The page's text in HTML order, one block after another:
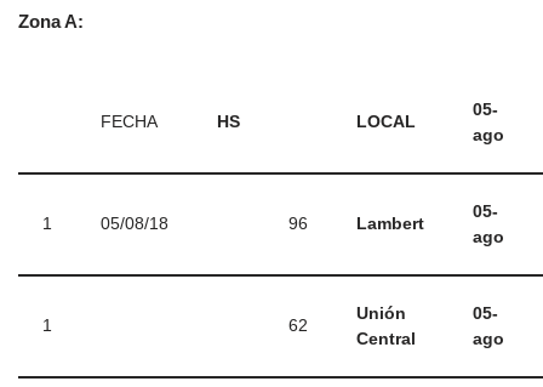
Zona A:
FECHA HS LOCAL
05-
ago
1 05/08/18 96 Lambert
05-
ago
1 62
Unión
Central
05-
ago